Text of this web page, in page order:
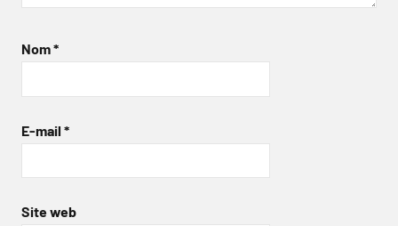
Nom*
E-mail *
Site web